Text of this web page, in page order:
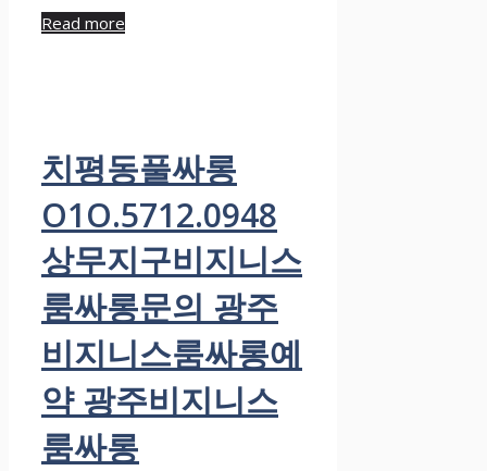
Read more
치평동풀싸롱
O1O.5712.0948
상무지구비지니스
룸싸롱문의 광주
비지니스룸싸롱예
약 광주비지니스
룸싸롱